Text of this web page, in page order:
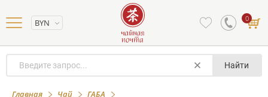
BYN 0
Найти
Главная Чай
ГАБА